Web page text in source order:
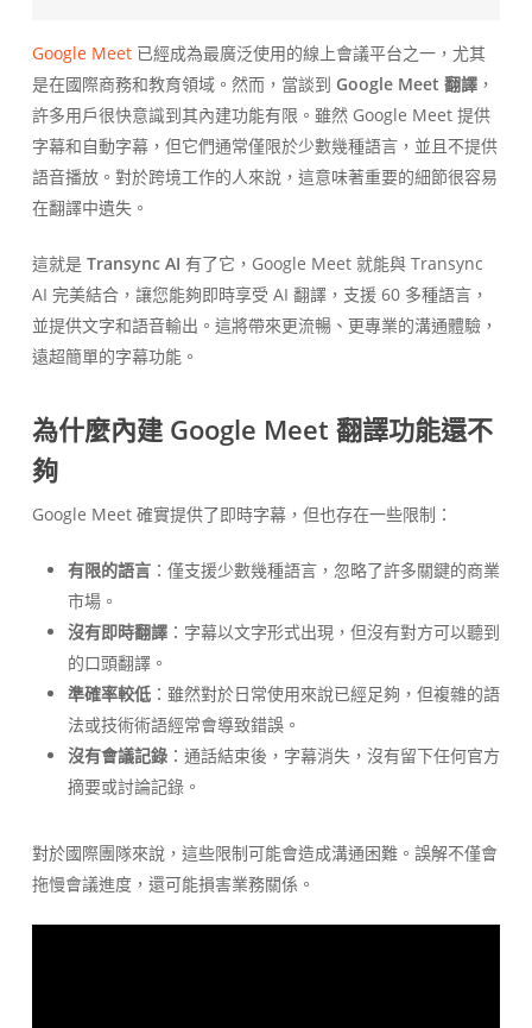
Google Meet已經成為最廣泛使用的線上會議平台之一，尤其
是在國際商務和教育領域。然而，當談到 Google Meet 翻譯，
許多用戶很快意識到其內建功能有限。雖然 Google Meet 提供
字幕和自動字幕，但它們通常僅限於少數幾種語言，並且不提供
語音播放。對於跨境工作的人來說，這意味著重要的細節很容易
在翻譯中遺失。
這就是 Transync AI 有了它，Google Meet 就能與 Transync
AI 完美結合，讓您能夠即時享受 AI 翻譯，支援 60 多種語言，
並提供文字和語音輸出。這將帶來更流暢、更專業的溝通體驗，
遠超簡單的字幕功能。
為什麼內建 Google Meet 翻譯功能還不
夠
Google Meet 確實提供了即時字幕，但也存在一些限制：
有限的語言：僅支援少數幾種語言，忽略了許多關鍵的商業
市場。
沒有即時翻譯：字幕以文字形式出現，但沒有對方可以聽到
的口頭翻譯。
準確率較低：雖然對於日常使用來說已經足夠，但複雜的語
法或技術術語經常會導致錯誤。
沒有會議記錄：通話結束後，字幕消失，沒有留下任何官方
摘要或討論記錄。
對於國際團隊來說，這些限制可能會造成溝通困難。誤解不僅會
拖慢會議進度，還可能損害業務關係。